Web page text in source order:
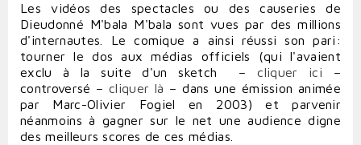
Les vidéos des spectacles ou des causeries de
Dieudonné M'bala M'bala sont vues par des millions
d'internautes. Le comique a ainsi réussi son pari:
tourner le dos aux médias officiels (qui l'avaient
exclu à la suite d'un sketch –cliquer ici –
controversé –cliquer là – dans une émission animée
par Marc-Olivier Fogiel en 2003) et parvenir
néanmoins à gagner sur le net une audience digne
des meilleurs scores de ces médias.